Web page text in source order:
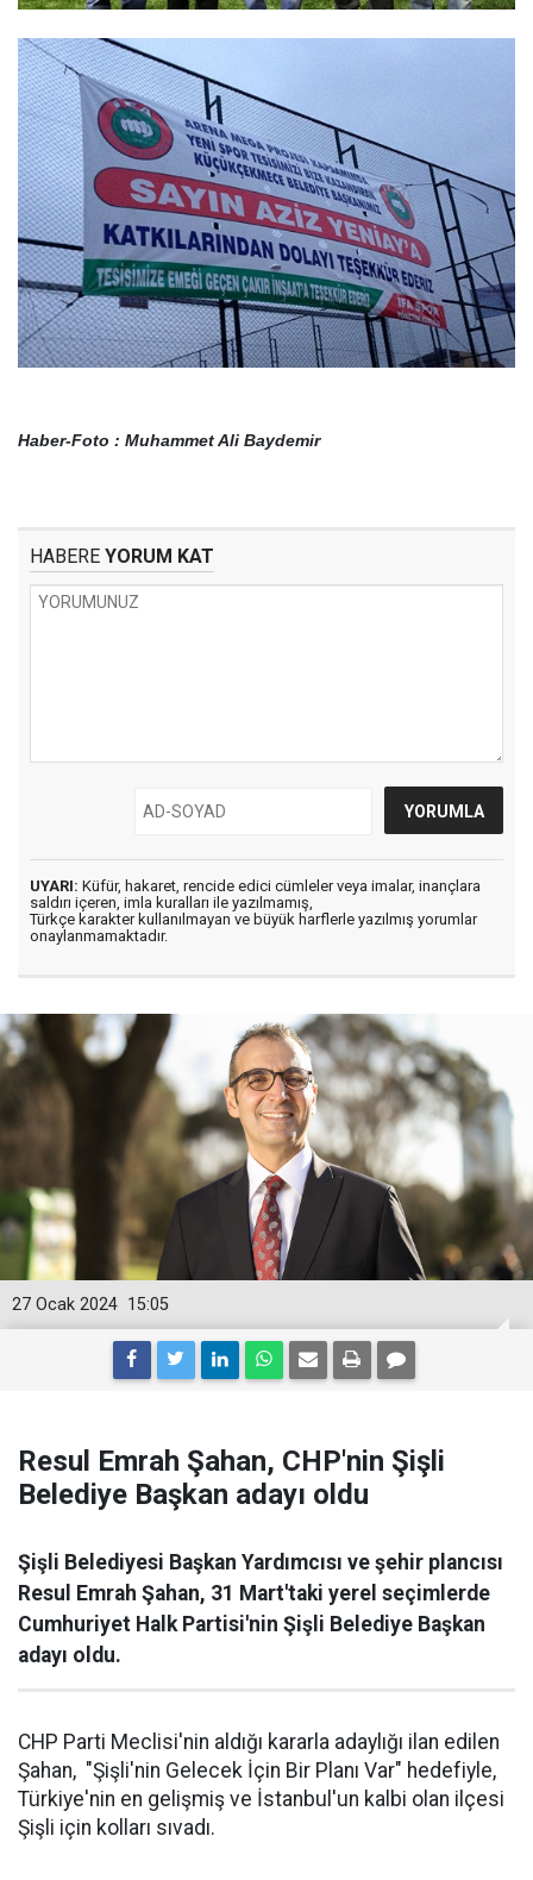
Haber-Foto : Muhammet Ali Baydemir
HABERE YORUM KAT
UYARI: Küfür, hakaret, rencide edici cümleler veya imalar, inançlara
saldırı içeren, imla kuralları ile yazılmamış,
Türkçe karakter kullanılmayan ve büyük harflerle yazılmış yorumlar
onaylanmamaktadır.
15:05
27 Ocak 2024
Resul Emrah Şahan, CHP'nin Şişli
Belediye Başkan adayı oldu
Şişli Belediyesi Başkan Yardımcısı ve şehir plancısı
Resul Emrah Şahan, 31 Mart'taki yerel seçimlerde
Cumhuriyet Halk Partisi'nin Şişli Belediye Başkan
adayı oldu.
CHP Parti Meclisi'nin aldığı kararla adaylığı ilan edilen
Şahan, "Şişli'nin Gelecek İçin Bir Planı Var" hedefiyle,
Türkiye'nin en gelişmiş ve İstanbul'un kalbi olan ilçesi
Şişli için kolları sıvadı.